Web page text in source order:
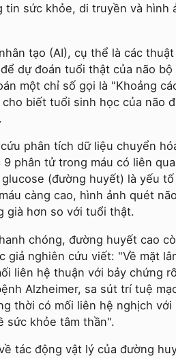
sức khỏe, di truyền và hình
tạo (AI), cụ thể là các
dự đoán tuổi thật của não
một chỉ số gọi là "Khoảng
biết tuổi sinh học của não
phân tích dữ liệu chuyển
phân tử trong máu có liên
(đường huyết) là yếu
càng cao, hình ảnh quét
già hơn so với tuổi thật.
chóng, đường huyết cao
giả nghiên cứu viết: "Về mặt
liên hệ thuận với bảy chứng
Alzheimer, sa sút trí tuệ
thời có mối liên hệ nghịch
sức khỏe tâm thần".
tác động vật lý của đường